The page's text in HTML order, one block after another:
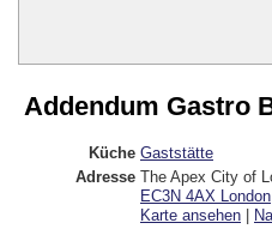
Addendum Gastro
Küche Gaststätte
Adresse The Apex City of
EC3N 4AX London
Karte ansehen |